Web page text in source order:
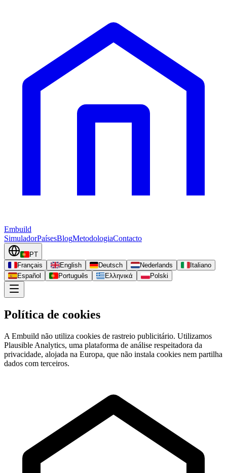
Embuild
SimuladorPaísesBlogMetodologiaContacto
PT
Français
English Deutsch Nederlands
Italiano
Español
Português Ελληνικά Polski
Política de cookies
A Embuild não utiliza cookies de rastreio publicitário. Utilizamos
Plausible Analytics, uma plataforma de análise respeitadora da
privacidade, alojada na Europa, que não instala cookies nem partilha
dados com terceiros.